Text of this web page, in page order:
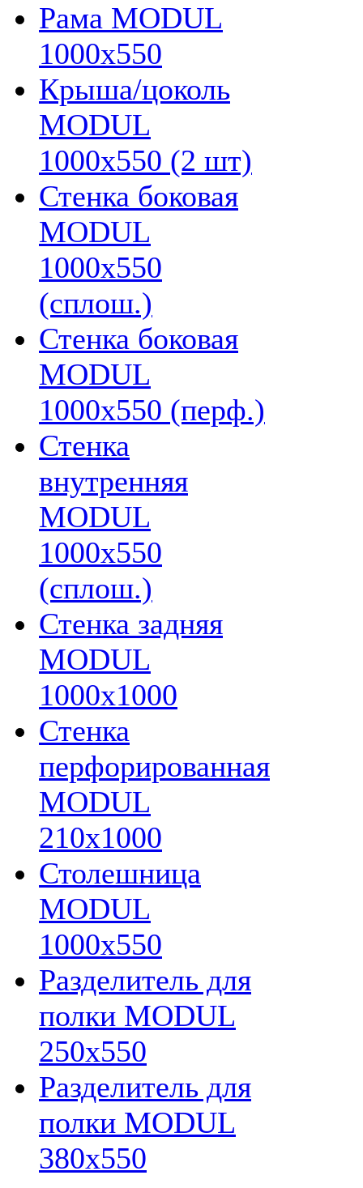
Рама MODUL
1000х550
Крыша/цоколь
MODUL
1000х550 (2 шт)
Стенка боковая
MODUL
1000х550
(сплош.)
Стенка боковая
MODUL
1000х550 (перф.)
Стенка
внутренняя
MODUL
1000х550
(сплош.)
Стенка задняя
MODUL
1000х1000
Стенка
перфорированная
MODUL
210х1000
Столешница
MODUL
1000х550
Разделитель для
полки MODUL
250х550
Разделитель для
полки MODUL
380х550